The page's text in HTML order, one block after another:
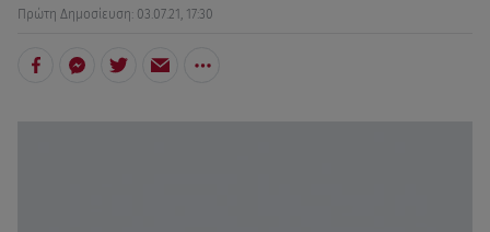
Πρώτη Δημοσίευση: 03.07.21, 17:30